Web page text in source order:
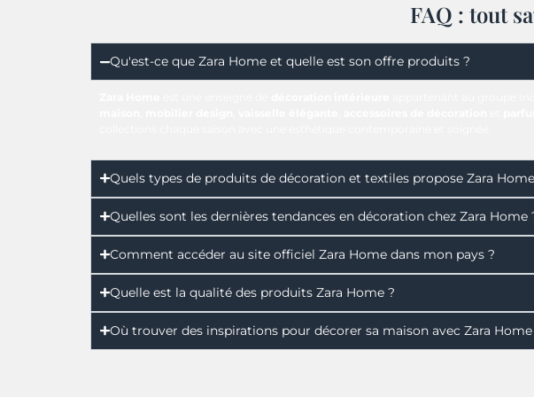
FAQ : tout
Qu'est-ce que Zara Home et quelle est son offre produits ?
Quels types de produits de décoration et textiles propose Zara
Quelles sont les dernières tendances en décoration chez Zara Home
Comment accéder au site officiel Zara Home dans mon pays ?
Quelle est la qualité des produits Zara Home ?
Où trouver des inspirations pour décorer sa maison avec Zara Home